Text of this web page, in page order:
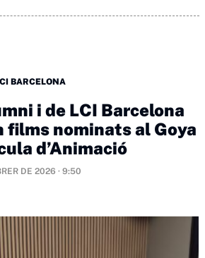
BARCELONA
i de LCI Barcelona
films nominats al Goya
d’Animació
DE 2026 · 9:50